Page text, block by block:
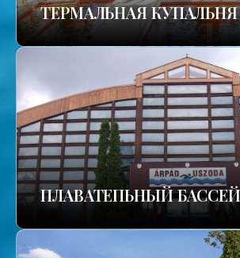
TЕРМАЛЬНАЯ КУПАЛЬНЯ
ПЛАВАТЕПЬНЫЙ